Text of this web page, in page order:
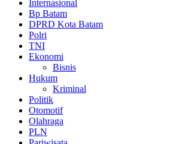
Internasional
Bp Batam
DPRD Kota Batam
Polri
TNI
Ekonomi
Bisnis
Hukum
Kriminal
Politik
Otomotif
Olahraga
PLN